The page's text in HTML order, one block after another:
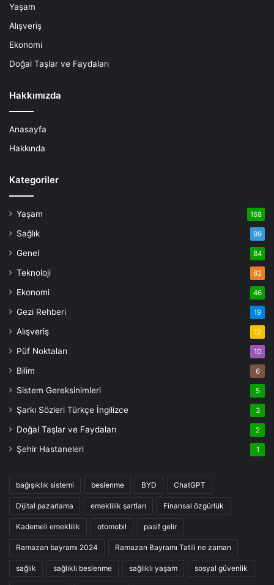
Yaşam
Alışveriş
Ekonomi
Doğal Taşlar ve Faydaları
Hakkımızda
Anasayfa
Hakkında
Kategoriler
Yaşam 168
Sağlık 99
Genel 84
Teknoloji 82
Ekonomi 46
Gezi Rehberi 19
Alışveriş 12
Püf Noktaları 10
Bilim 6
Sistem Gereksinimleri 5
Şarkı Sözleri Türkçe İngilizce 3
Doğal Taşlar ve Faydaları 2
Şehir Hastaneleri 1
bağışıklık sistemi beslenme BYD ChatGPT
Dijital pazarlama emeklilik şartları Finansal özgürlük
Kademeli emeklilik otomobil pasif gelir
Ramazan bayramı 2024 Ramazan Bayramı Tatili ne zaman
sağlık sağlıklı beslenme sağlıklı yaşam sosyal güvenlik